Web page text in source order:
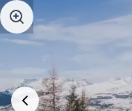
Aller au contenu principal